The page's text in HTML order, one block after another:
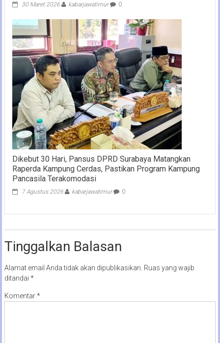
30 Maret 2026 kabarjawatimur 0
Dikebut 30 Hari, Pansus DPRD Surabaya Matangkan
Raperda Kampung Cerdas, Pastikan Program Kampung
Pancasila Terakomodasi
7 Agustus 2026 kabarjawatimur 0
Tinggalkan Balasan
Alamat email Anda tidak akan dipublikasikan. Ruas yang wajib
ditandai *
Komentar*